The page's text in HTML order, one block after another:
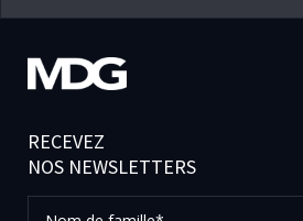
RECEVEZ
NOS NEWSLETTERS